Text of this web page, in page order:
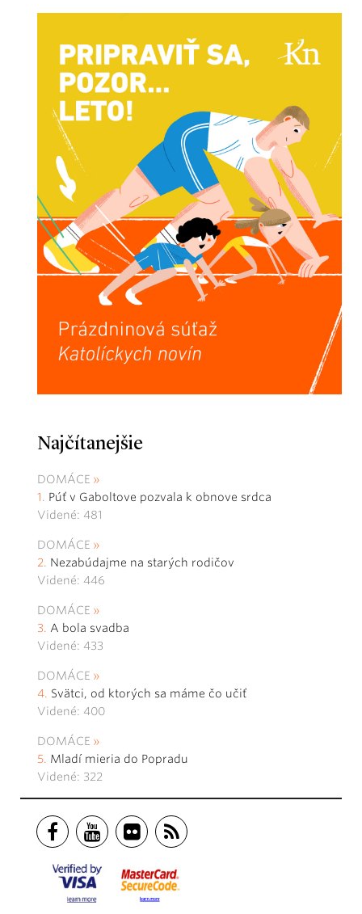
Najčítanejšie
DOMÁCE
Púť v Gaboltove pozvala k obnove srdca
Videné: 481
DOMÁCE
Nezabúdajme na starých rodičov
Videné: 446
DOMÁCE
A bola svadba
Videné: 433
DOMÁCE
Svätci, od ktorých sa máme čo učiť
Videné: 400
DOMÁCE
Mladí mieria do Popradu
Videné: 322